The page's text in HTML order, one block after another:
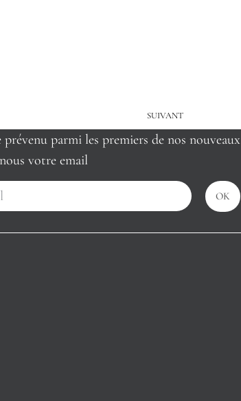
SUIVANT
parmi les premiers de nos nouveaux
votre email
OK